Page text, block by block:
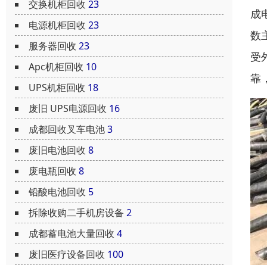
交换机柜回收 23
电源机柜回收 23
服务器回收 23
Apc机柜回收 10
UPS机柜回收 18
废旧 UPS电源回收 16
成都回收叉车电池3
废旧电池回收 8
废电瓶回收 8
铅酸电池回收 5
拆除收购二手机房设备 2
成都蓄电池大量回收 4
废旧医疗设备回收 100
成
数
受
靠